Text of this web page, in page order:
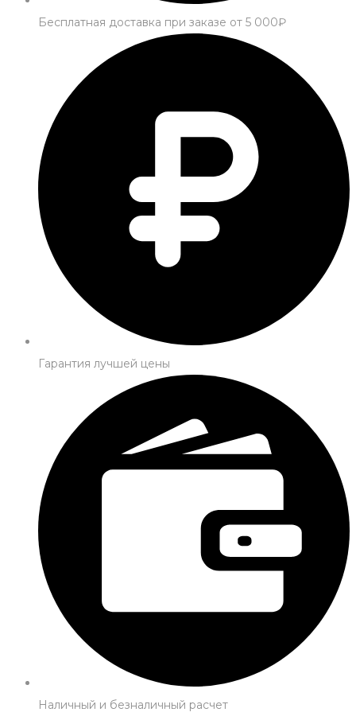
Бесплатная доставка при заказе от 5 000₽
Гарантия лучшей цены
Наличный и безналичный расчет